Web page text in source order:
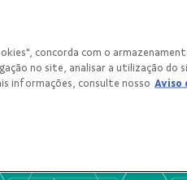
concorda com o
no site, analisar a utilização do
informações, consulte nosso Aviso